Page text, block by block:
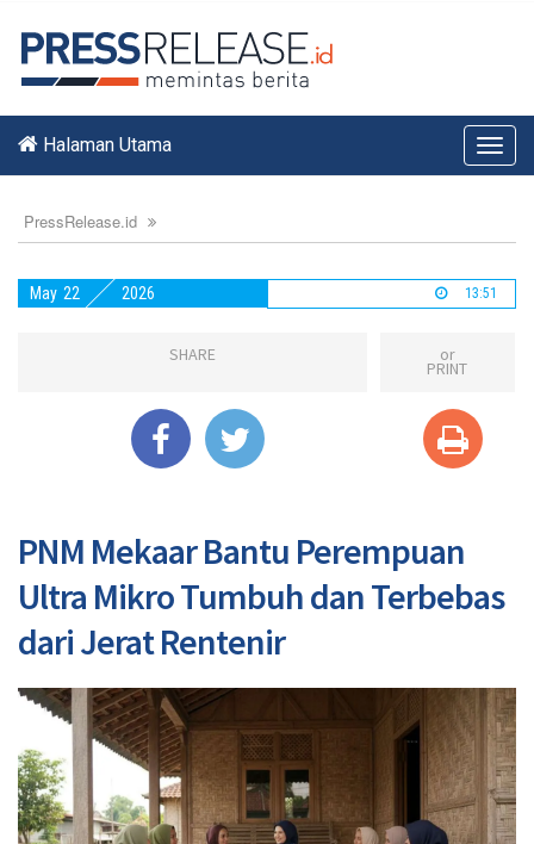
Halaman Utama
PressRelease.id
May 22 2026 13:51
SHARE or
PRINT
PNM Mekaar Bantu Perempuan
Ultra Mikro Tumbuh dan Terbebas
dari Jerat Rentenir